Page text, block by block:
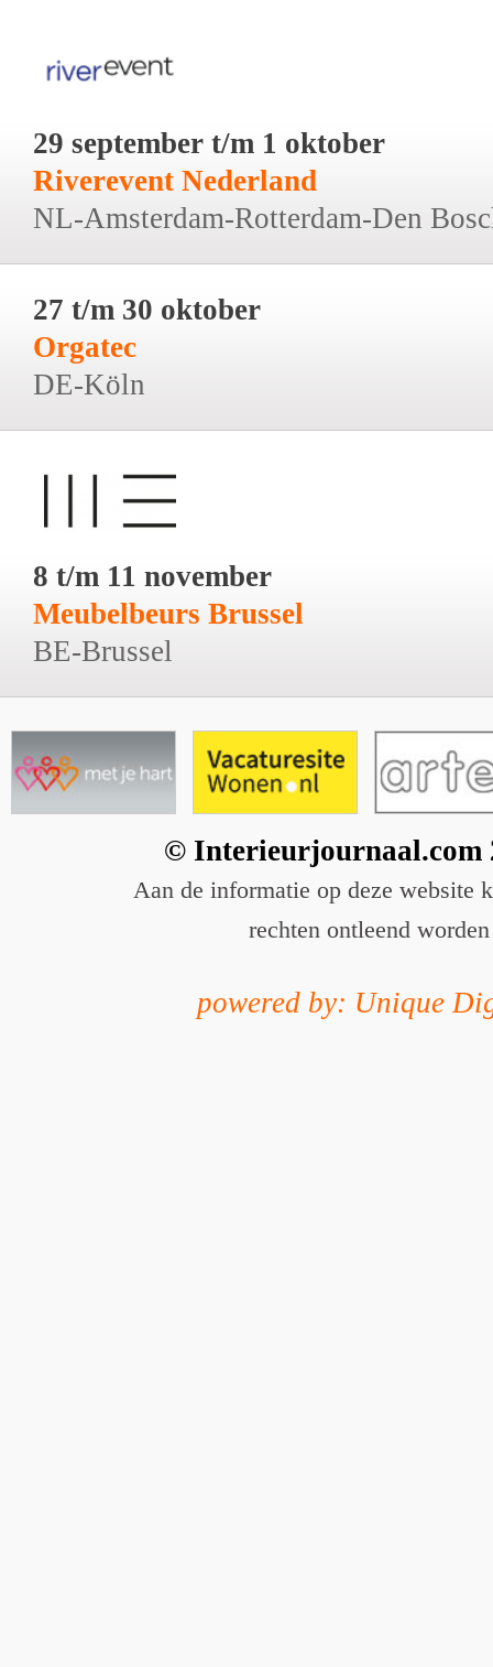
29 september t/m 1 oktober
Riverevent Nederland
NL-Amsterdam-Rotterdam-Den
27 t/m 30 oktober
Orgatec
DE-Köln
8 t/m 11 november
Meubelbeurs Brussel
BE-Brussel
© Interieurjournaal.com
Aan de informatie op deze website
rechten ontleend worden
powered by: Unique